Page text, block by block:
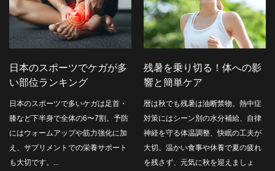
日本のスポーツでケガが多
い部位ランキング
日本のスポーツで多いケガは足首・
膝など下半身で全体の6〜7割。予防
にはウォームアップや筋力強化に加
え、サプリメントでの栄養サポート
も大切です。...
残暑を乗り切る！体への影
響と簡単ケア
暦は秋でも残暑は油断禁物。熱中症
対策にはシーン別の水分補給、自律
神経を守る体温調整、快眠の工夫が
大切。温かい食事や休養で夏の疲れ
を残さず、元気に秋を迎えましょ